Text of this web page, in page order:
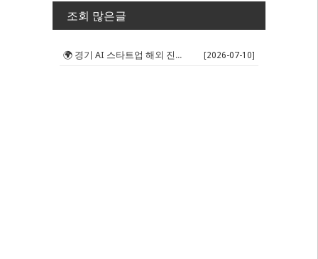
조회 많은글
🌍 경기 AI 스타트업 해외 진출 판... [2026-07-10]